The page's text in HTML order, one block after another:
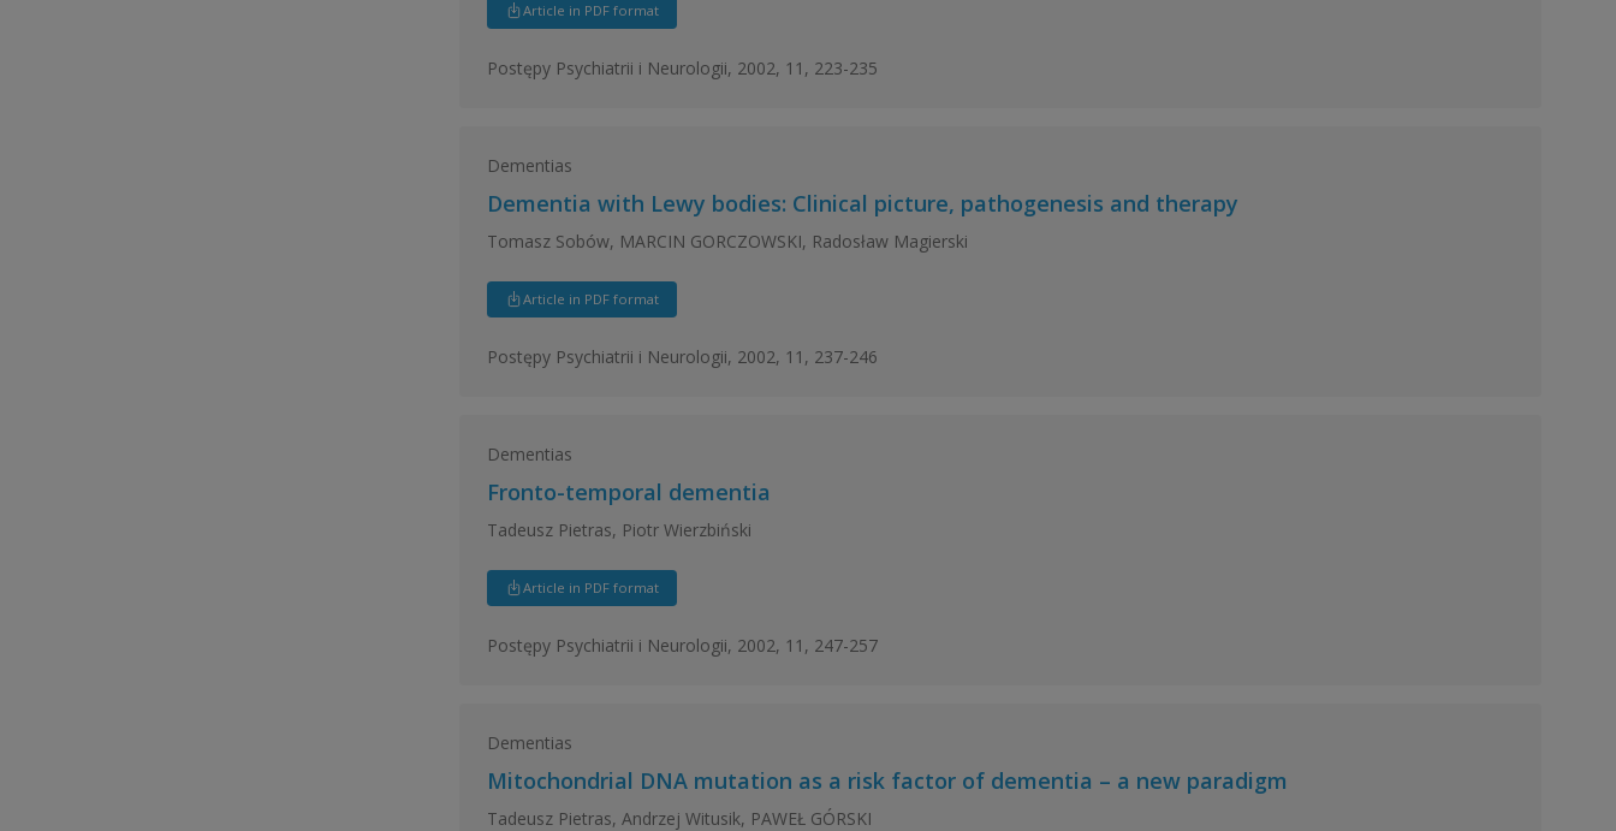
Article in PDF format
Postępy Psychiatrii i Neurologii, 2002, 11, 223-235
Dementias
Dementia with Lewy bodies: Clinical picture, pathogenesis and therapy
Tomasz Sobów, MARCIN GORCZOWSKI, Radosław Magierski
Article in PDF format
Postępy Psychiatrii i Neurologii, 2002, 11, 237-246
Dementias
Fronto-temporal dementia
Tadeusz Pietras, Piotr Wierzbiński
Article in PDF format
Postępy Psychiatrii i Neurologii, 2002, 11, 247-257
Dementias
Mitochondrial DNA mutation as a risk factor of dementia – a new paradigm
Tadeusz Pietras, Andrzej Witusik, PAWEŁ GÓRSKI